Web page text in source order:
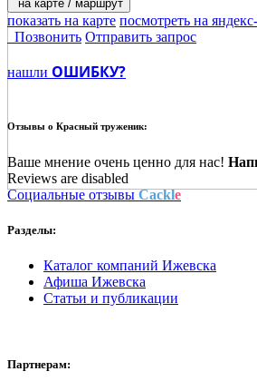
на карте / маршрут
показать на карте посмотреть на
Позвонить Отправить запрос
нашли ОШИБКУ?
Отзывы о Красный труженик:
Ваше мнение очень ценно для нас!
Reviews are disabled
Социальные отзывыCackle
Разделы:
Каталог компаний Ижевска
Афиша Ижевска
Статьи и публикации
Партнерам: